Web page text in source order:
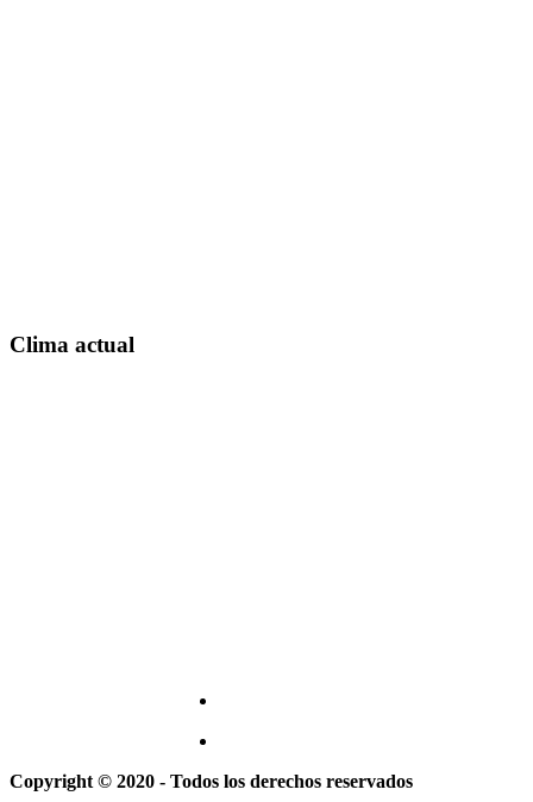
Clima actual
Copyright © 2020 - Todos los derechos reservados